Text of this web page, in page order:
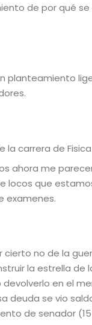
de por qué
planteamiento
la carrera de
ahora me
locos que
examenes.
no de la
la estrella
en el
deuda se vio
de senador (15